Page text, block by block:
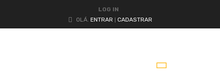
LOG IN
OLÁ. ENTRAR CADASTRAR